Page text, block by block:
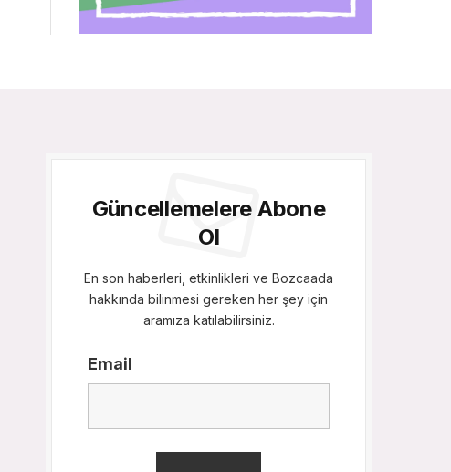
Güncellemelere Abone
Ol
En son haberleri, etkinlikleri ve Bozcaada
hakkında bilinmesi gereken her şey için
aramıza katılabilirsiniz.
Email